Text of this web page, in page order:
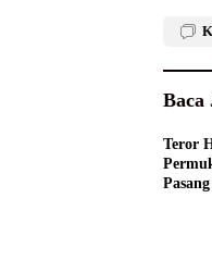
Baca
Teror